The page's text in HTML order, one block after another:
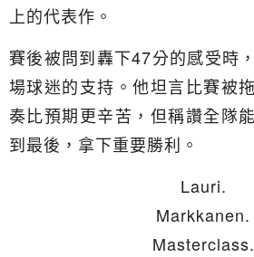
上的代表作。
賽後被問到轟下47分的感受時
場球迷的支持。他坦言比賽被
奏比預期更辛苦，但稱讚全隊
到最後，拿下重要勝利。
Lauri.
Markkanen.
Masterclass.